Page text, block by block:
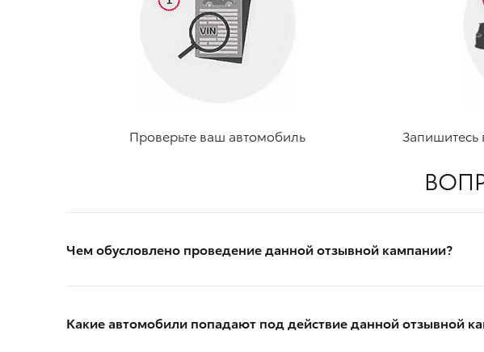
Проверьте ваш автомобиль
Запишитесь
Чем обусловлено проведение данной отзывной кампании?
Какие автомобили попадают под действие данной отзывной